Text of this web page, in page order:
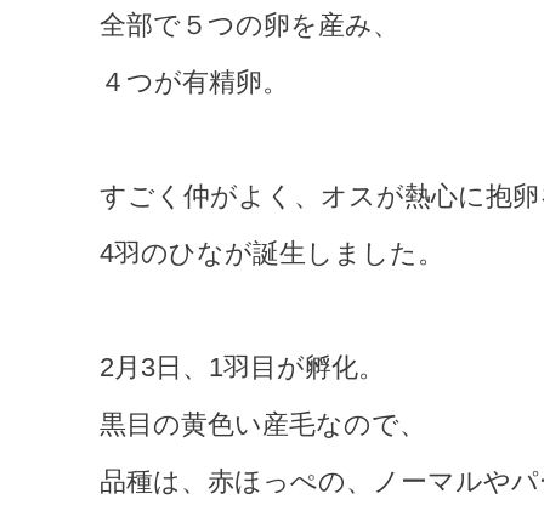
全部で５つの卵を産み、
４つが有精卵。
すごく仲がよく、オスが熱心に抱
4羽のひなが誕生しました。
2月3日、1羽目が孵化。
黒目の黄色い産毛なので、
品種は、赤ほっぺの、ノーマルや